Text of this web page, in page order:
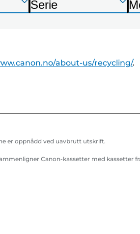
Trykk
Enter
S
i
Serie
Trykk
Enter
S
i
about-us/recycling/.
er oppnådd ved uavbrutt utskrift.
Canon-kassetter med kassetter